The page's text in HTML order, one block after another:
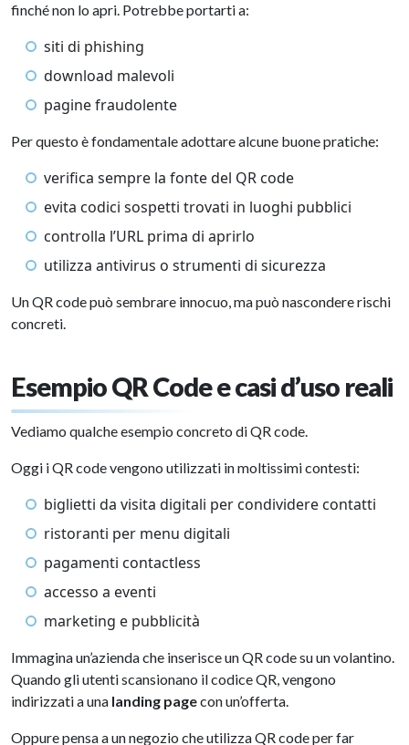
finché non lo apri. Potrebbe portarti a:
siti di phishing
download malevoli
pagine fraudolente
Per questo è fondamentale adottare alcune buone pratiche:
verifica sempre la fonte del QR code
evita codici sospetti trovati in luoghi pubblici
controlla l’URL prima di aprirlo
utilizza antivirus o strumenti di sicurezza
Un QR code può sembrare innocuo, ma può nascondere rischi
concreti.
Esempio QR Code e casi d’uso reali
Vediamo qualche esempio concreto di QR code.
Oggi i QR code vengono utilizzati in moltissimi contesti:
biglietti da visita digitali per condividere contatti
ristoranti per menu digitali
pagamenti contactless
accesso a eventi
marketing e pubblicità
Immagina un’azienda che inserisce un QR code su un volantino.
Quando gli utenti scansionano il codice QR, vengono
indirizzati a una landing pagecon un’offerta.
Oppure pensa a un negozio che utilizza QR code per far